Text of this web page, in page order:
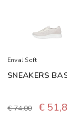
Enval Soft
SNEAKERS
€ 74,00 €